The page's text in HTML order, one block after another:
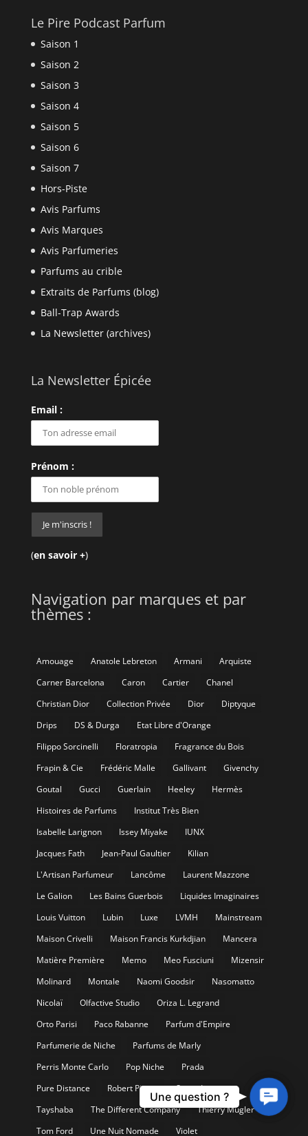
Le Pire Podcast Parfum
Saison 1
Saison 2
Saison 3
Saison 4
Saison 5
Saison 6
Saison 7
Hors-Piste
Avis Parfums
Avis Marques
Avis Parfumeries
Parfums au crible
Extraits de Parfums (blog)
Ball-Trap Awards
La Newsletter (archives)
La Newsletter Épicée
Email :
Prénom :
(en savoir +)
Navigation par marques et par
thèmes :
Amouage Anatole Lebreton Armani
Arquiste
Carner Barcelona
Caron Cartier
Chanel
Christian Dior
Collection Privée Dior
Diptyque
Drips
DS & Durga
Etat Libre d'Orange
Filippo Sorcinelli
Floratropia
Fragrance du Bois
Frapin & Cie
Frédéric Malle Gallivant
Givenchy
Goutal
Gucci Guerlain Heeley
Hermès
Histoires de Parfums
Institut Très Bien
Isabelle Larignon
Issey Miyake
IUNX
Jacques Fath
Jean-Paul Gaultier
Kilian
L'Artisan Parfumeur
Lancôme
Laurent Mazzone
Le Galion
Les Bains Guerbois
Liquides Imaginaires
Louis Vuitton
Lubin Luxe LVMH
Mainstream
Maison Crivelli
Maison Francis Kurkdjian
Mancera
Matière Première
Memo Meo Fusciuni
Mizensir
Molinard
Montale Naomi Goodsir
Nasomatto
Nicolaï
Olfactive Studio
Oriza L. Legrand
Orto Parisi
Paco Rabanne
Parfum d'Empire
Parfumerie de Niche
Parfums de Marly
Perris Monte Carlo
Pop Niche
Prada
Pure Distance
Robert Piguet
Serge Lutens
Tayshaba
The Different Company
Thierry Mugler
Tom Ford
Une Nuit Nomade Violet
Contact
Us
Une question ?